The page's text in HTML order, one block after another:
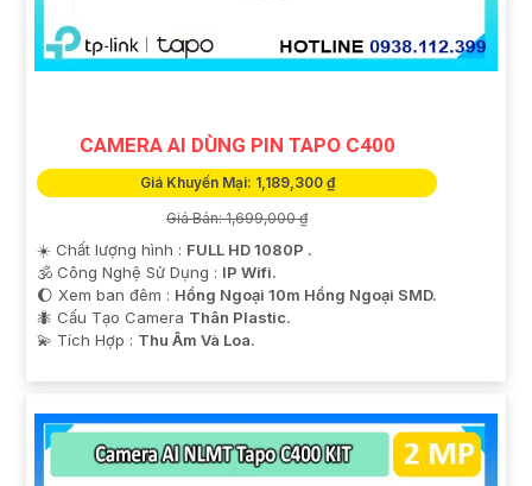
CAMERA AI DÙNG PIN TAPO C400
Giá Khuyến Mại: 1,189,300 ₫
Giá Bán: 1,699,000 ₫
☀️ Chất lượng hình : FULL HD 1080P .
🕉️ Công Nghệ Sử Dụng : IP Wifi.
🌔 Xem ban đêm : Hồng Ngoại 10m Hồng Ngoại SMD.
🐜 Cấu Tạo Camera Thân Plastic.
️💫 Tích Hợp : Thu Âm Và Loa.